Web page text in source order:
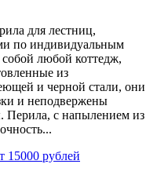
для лестниц,
по индивидуальным
собой любой коттедж,
из
и черной стали, они
и неподвержены
с напылением из
15000 рублей